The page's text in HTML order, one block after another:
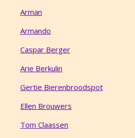
Arman
Armando
Caspar Berger
Arie Berkulin
Gertie Bierenbroodspot
Ellen Brouwers
Tom Claassen